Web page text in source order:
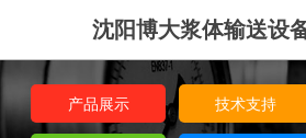
沈阳博大浆体输送设
产品展示 技术支持